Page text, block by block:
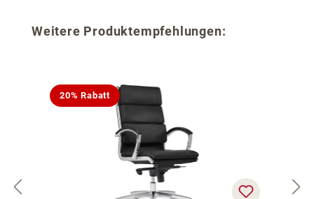
Produktgalerie überspringen
Weitere Produktempfehlungen:
20% Rabatt